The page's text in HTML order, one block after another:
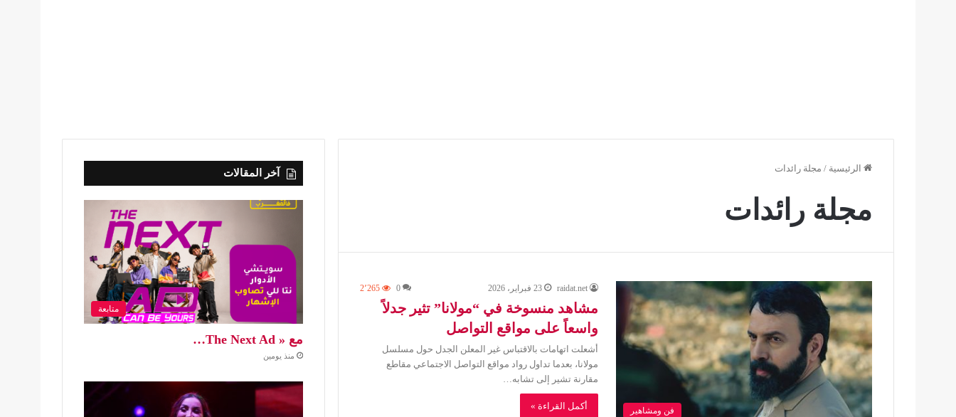
الرئيسية / مجلة رائدات
مجلة رائدات
فن ومشاهير
raidat.net 23 فبراير، 2026 0 2٬265
مشاهد منسوخة في “مولانا” تثير جدلاً
واسعاً على مواقع التواصل
أشعلت اتهامات بالاقتباس غير المعلن الجدل حول مسلسل
مولانا، بعدما تداول رواد مواقع التواصل الاجتماعي مقاطع
مقارنة تشير إلى تشابه…
أكمل القراءة »
آخر المقالات
متابعة
مع « The Next Ad…
منذ يومين